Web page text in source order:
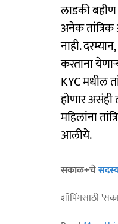
लाडकी
अनेक
नाही.
करताना
KYC मधील
होणार असंही
महिलांना
आलीये.
सकाळ+चे
शॉपिंगसाठी